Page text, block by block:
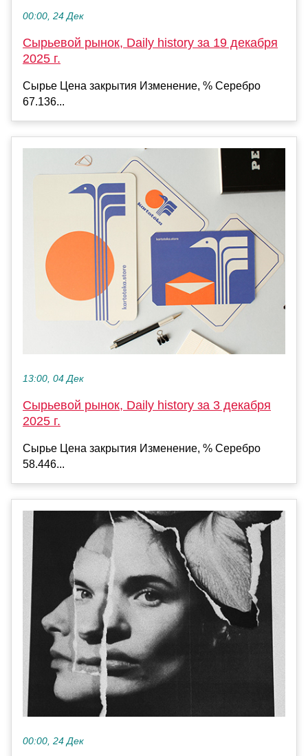
00:00, 24 Дек
Сырьевой рынок, Daily history за 19 декабря
2025 г.
Сырье Цена закрытия Изменение, % Серебро
67.136...
13:00, 04 Дек
Сырьевой рынок, Daily history за 3 декабря
2025 г.
Сырье Цена закрытия Изменение, % Серебро
58.446...
00:00, 24 Дек